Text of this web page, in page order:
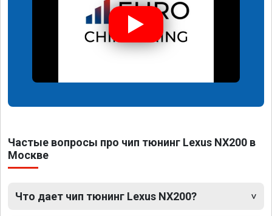
Частые вопросы про чип тюнинг Lexus NX200 в
Москве
Что дает чип тюнинг Lexus NX200?